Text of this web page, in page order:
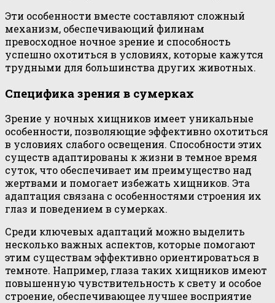
Эти особенности вместе составляют сложный
механизм, обеспечивающий филинам
превосходное ночное зрение и способность
успешно охотиться в условиях, которые кажутся
трудными для большинства других животных.
Специфика зрения в сумерках
Зрение у ночных хищников имеет уникальные
особенности, позволяющие эффективно охотиться
в условиях слабого освещения. Способности этих
существ адаптированы к жизни в темное время
суток, что обеспечивает им преимущество над
жертвами и помогает избежать хищников. Эта
адаптация связана с особенностями строения их
глаз и поведением в сумерках.
Среди ключевых адаптаций можно выделить
несколько важных аспектов, которые помогают
этим существам эффективно ориентироваться в
темноте. Например, глаза таких хищников имеют
повышенную чувствительность к свету и особое
строение, обеспечивающее лучшее восприятие